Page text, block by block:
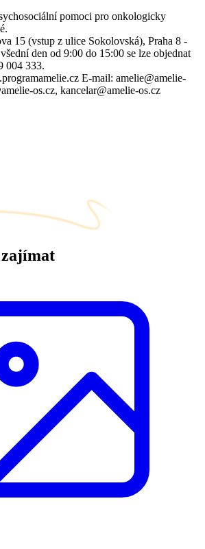
pomoci pro onkologicky
15 (vstup z ulice Sokolovská), Praha 8 -
den od 9:00 do 15:00 se lze objednat
004 333.
E-mail: amelie@amelie-
os.cz, kancelar@amelie-os.cz